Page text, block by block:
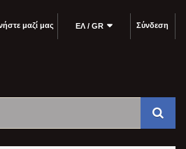
Σύνδεση
ΕΛ / GR
μαζί μας